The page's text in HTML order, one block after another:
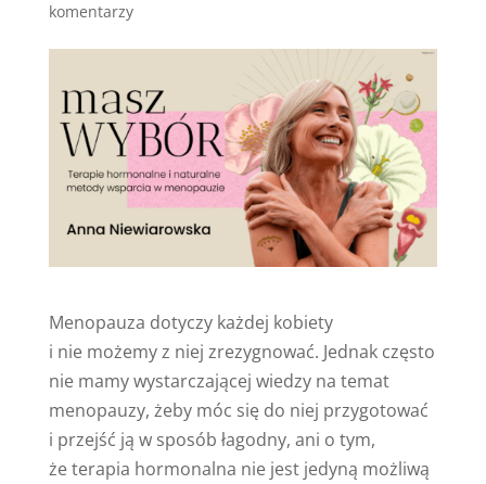
komentarzy
Menopauza dotyczy każdej kobiety
i nie możemy z niej zrezygnować. Jednak często
nie mamy wystarczającej wiedzy na temat
menopauzy, żeby móc się do niej przygotować
i przejść ją w sposób łagodny, ani o tym,
że terapia hormonalna nie jest jedyną możliwą